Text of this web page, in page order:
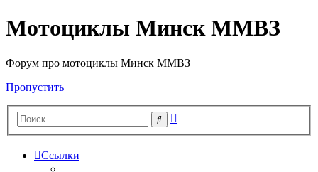
Мотоциклы Минск ММВЗ
Форум про мотоциклы Минск ММВЗ
Пропустить
Поиск
Ссылки